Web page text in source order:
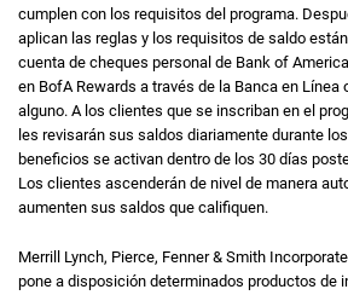
cumplen con los requisitos del programa.
aplican las reglas y los requisitos de saldo
cuenta de cheques personal de Bank of America
en B of A
BofA Rewards a través de la Banca en Línea
alguno. A los clientes que se inscriban en el
les revisarán sus saldos diariamente durante
beneficios se activan dentro de los 30 días
Los clientes ascenderán de nivel de manera
aumenten sus saldos que califiquen.
Merrill Lynch, Pierce, Fenner & Smith
pone a disposición determinados productos de